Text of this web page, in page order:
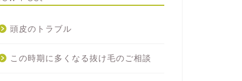
頭皮のトラブル
この時期に多くなる抜け毛のご相談